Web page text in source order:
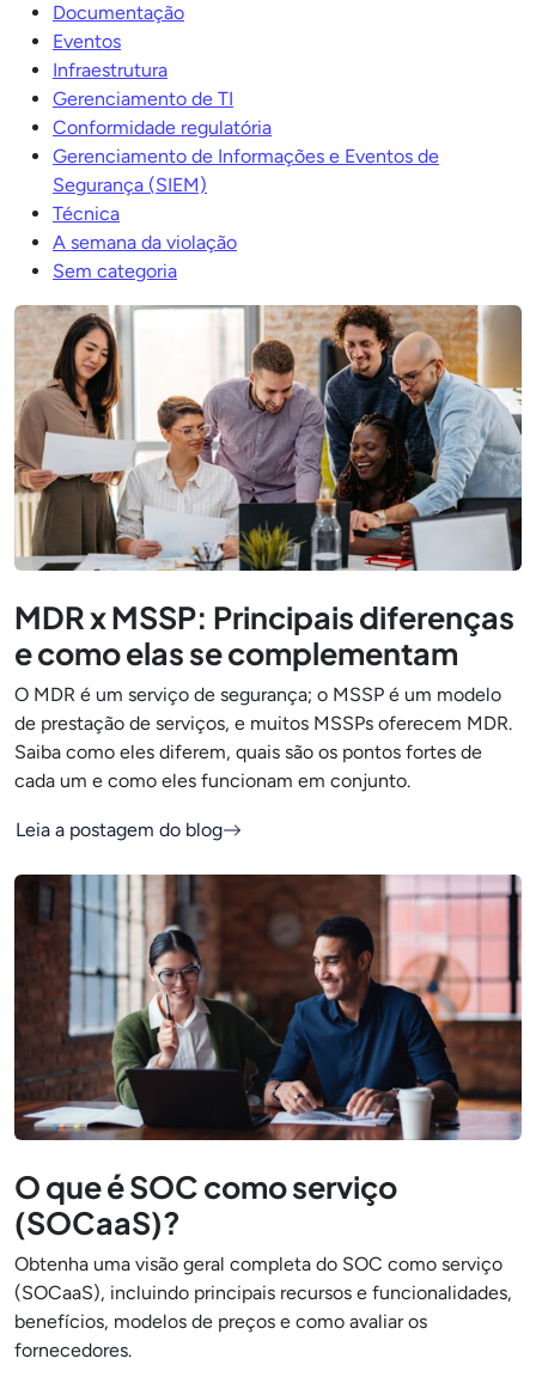
Documentação
Eventos
Infraestrutura
Gerenciamento de TI
Conformidade regulatória
Gerenciamento de Informações e Eventos de
Segurança (SIEM)
Técnica
A semana da violação
Sem categoria
MDR x MSSP: Principais diferenças
e como elas se complementam
O MDR é um serviço de segurança; o MSSP é um modelo
de prestação de serviços, e muitos MSSPs oferecem MDR.
Saiba como eles diferem, quais são os pontos fortes de
cada um e como eles funcionam em conjunto.
Leia a postagem do blog
O que é SOC como serviço
(SOCaaS)?
Obtenha uma visão geral completa do SOC como serviço
(SOCaaS), incluindo principais recursos e funcionalidades,
benefícios, modelos de preços e como avaliar os
fornecedores.